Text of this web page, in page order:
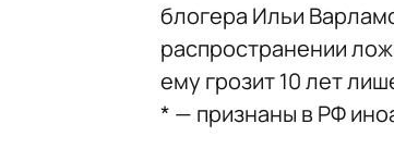
блогера Ильи
распространении
ему грозит 10 лет
* — признаны в РФ